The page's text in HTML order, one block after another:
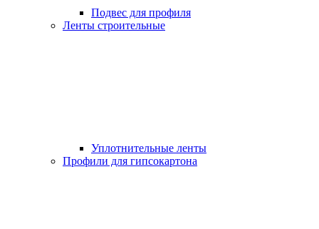
Подвес для профиля
Ленты строительные
Уплотнительные ленты
Профили для гипсокартона